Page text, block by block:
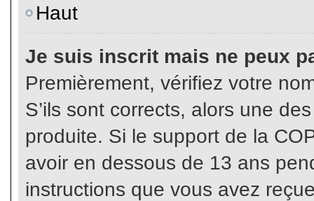
Haut
Je suis inscrit mais ne peux
Premièrement, vérifiez votre
S’ils sont corrects, alors une
produite. Si le support de la
avoir en dessous de 13 ans
instructions que vous avez